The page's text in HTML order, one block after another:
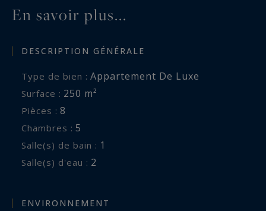
En savoir plus...
DESCRIPTION GÉNÉRALE
Type de bien : Appartement De Luxe
Surface : 250 m²
Pièces : 8
Chambres : 5
Salle(s) de bain : 1
Salle(s) d'eau : 2
ENVIRONNEMENT